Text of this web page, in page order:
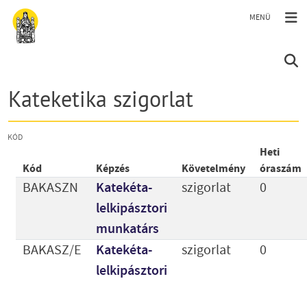
Ugrás a tartalomra
Kateketika szigorlat
KÓD
Kód Képzés Követelmény
Heti
óraszám
BAKASZN
Katekéta-
lelkipásztori
munkatárs
szigorlat 0
BAKASZ/E
Katekéta-
lelkipásztori
szigorlat 0